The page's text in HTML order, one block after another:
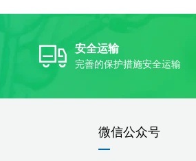
安全运输
完善的保护措施安全运输
微信公众号